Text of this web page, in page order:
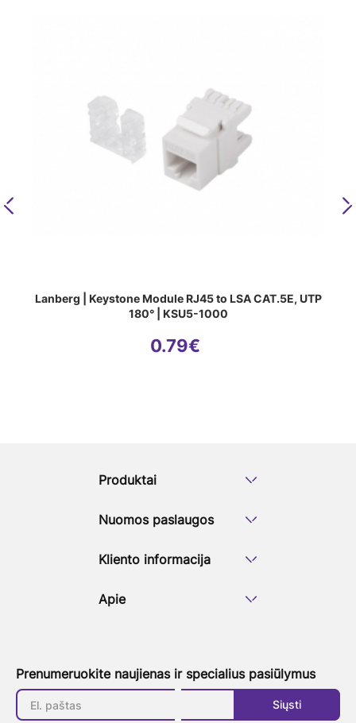
Previous
Lanberg | Keystone Module RJ45 to LSA CAT.5E, UTP
180° | KSU5-1000
0.79€
Produktai
Nuomos paslaugos
Kliento informacija
Apie
Prenumeruokite naujienas ir specialius pasiūlymus
Siųsti